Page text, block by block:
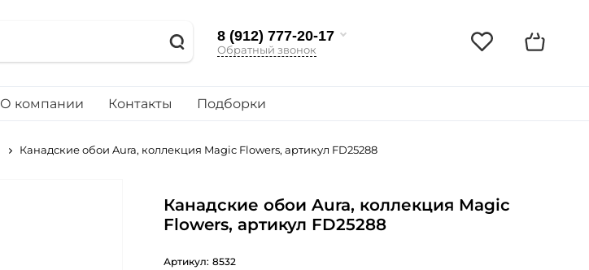
8 (912) 777-20-17
Обратный звонок
О компании Контакты Подборки
Канадские обои Aura, коллекция Magic Flowers, артикул FD25288
Канадские обои Aura, коллекция Magic
Flowers, артикул FD25288
Артикул: 8532